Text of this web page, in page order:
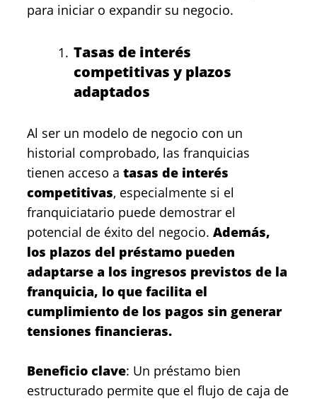
para iniciar o expandir su negocio.
Tasas de interés
competitivas y plazos
adaptados
Al ser un modelo de negocio con un
historial comprobado, las franquicias
tienen acceso a tasas de interés
competitivas, especialmente si el
franquiciatario puede demostrar el
potencial de éxito del negocio. Además,
los plazos del préstamo pueden
adaptarse a los ingresos previstos de la
franquicia, lo que facilita el
cumplimiento de los pagos sin generar
tensiones financieras.
Beneficio clave: Un préstamo bien
estructurado permite que el flujo de caja de